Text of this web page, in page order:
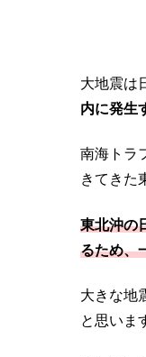
大地震は
内に発生
南海トラ
きてきた
東北沖の
るため、
大きな地
と思いま